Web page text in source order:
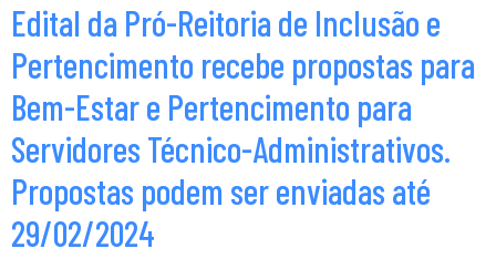
Edital da Pró-Reitoria de Inclusão e
Pertencimento recebe propostas para
Bem-Estar e Pertencimento para
Servidores Técnico-Administrativos.
Propostas podem ser enviadas até
29/02/2024